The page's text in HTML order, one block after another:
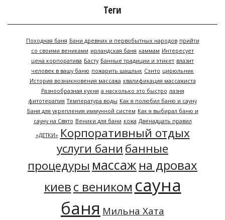
Теги
Походная баня Бани древних и первобытных народов прийти
со своими вениками ирландская баня хаммам Интересует
цена корпоратива Басту Банные традиции и этикет влазит
человек в вашу баню пожарить шашлык Сэнто цирюльник
История возникновения массажа квалификация массажиста
Разнообразная кухня а насколько это быстро лазня
фитотерапия Температура воды Как я полюбил баню и сауну
Баня для укрепления иммунной систем Как я выбирал баню и
сауну на Свято Веники для бани кожа Двенадцать правил
«ДЕТКИ» Корпоративный отдых
услуги бани банные
процедуры массаж на дровах
киевс веником сауна
баня Мильна Хата